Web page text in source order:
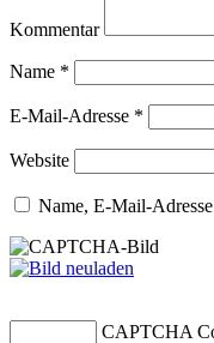
Kommentar
Name *
E-Mail-Adresse *
Website
Name, E-Mail-
CAPTCHA